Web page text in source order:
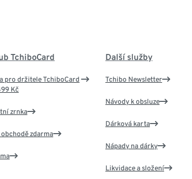
TchiboCard
pro držitele TchiboCard
Kč
zrnka
obchodě zdarma
Další služby
Tchibo Newsletter
Návody k obsluze
Dárková karta
Nápady na dárky
Likvidace a složení